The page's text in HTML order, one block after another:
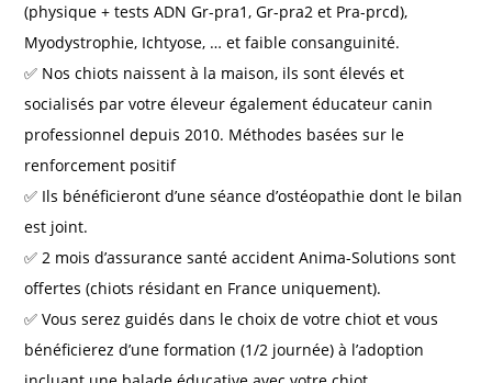
(physique + tests ADN Gr-pra1, Gr-pra2 et Pra-prcd),
Myodystrophie, Ichtyose, … et faible consanguinité.
✅ Nos chiots naissent à la maison, ils sont élevés et
socialisés par votre éleveur également éducateur canin
professionnel depuis 2010. Méthodes basées sur le
renforcement positif
✅ Ils bénéficieront d’une séance d’ostéopathie dont le bilan
est joint.
✅ 2 mois d’assurance santé accident Anima-Solutions sont
offertes (chiots résidant en France uniquement).
✅ Vous serez guidés dans le choix de votre chiot et vous
bénéficierez d’une formation (1/2 journée) à l’adoption